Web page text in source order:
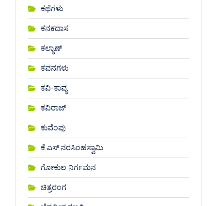
ಕಥೆಗಳು
ಕನಕದಾಸ
ಕಲ್ಯಾಣ್
ಕವನಗಳು
ಕವಿ-ಕಾವ್ಯ
ಕವಿರಾಜ್
ಕುವೆಂಪು
ಕೆ.ಎಸ್.ನರಸಿಂಹಸ್ವಾಮಿ
ಗೋಕುಲ ನಿರ್ಗಮನ
ಚಿತ್ರರಂಗ